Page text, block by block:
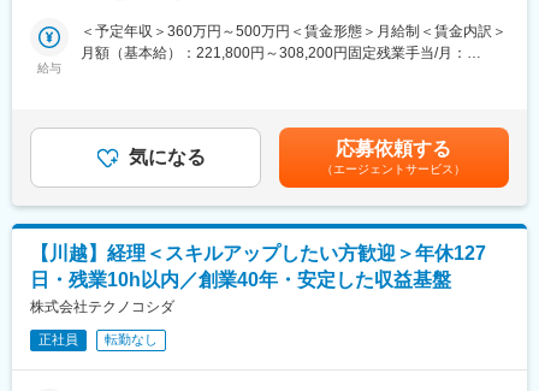
名、課長2名、一般社員6名、派遣社員2名）
の販売部署を設置し、国内のカー用品専門店ホームセンターをは
じめとする小売店（約3,300店舗）へのカー用品卸売り業務を行っ
ております。
海外営業部門は、日本からの輸出を中心に営業活動を展開する海
外営業部と、現地法人・現地事務所を統括し、後方支援する海外
事業部の2部署で構成されております。 物流部：全国5ケ所の流通
センタ－を拠点として、「自動車部品・用品専門卸商」の名に相
応しく国内外より約10数万点の商品を調達、全国津々浦々まで高
度なネットワ－クと先端ロジスティックを擁しお客様へ『商品』
をお届けしております。
■業務概要
当社は自動車リサイクル法に則した適正処理サービスを提供して
おり、今回は官公庁や自治体が公開する入札案件に関する事務ス
属のポジションで、社内外との調整も多く発生します。
■業務詳細
・社内の関連部署への準備申請や調整
・関東全域を中心に買取対象車両の現地確認（長野県まで行く場
合あり）
・落札後の契約書作成、必要書類の対応
・契約締結後の終了報告書作成
給与
＜予定年収＞360万円～500万円＜賃金形態＞月給制＜賃金内訳＞
月額（基本給）：221,800円～308,200円固定残業手当/月：
年収には賞与を含みます。業務経験値により決定します。賃金は
あくまでも目安の金額であり、選考を通じて上下する可能性があ
ります。月給(月額)は固定手当を含めた表記です。
気になる 応募依頼する
（エージェントサービス）
【川越】経理＜スキルアップしたい方歓迎＞年休127
日・残業10h以内／創業40年・安定した収益基盤
株式会社テクノコシダ
正社員 転勤なし